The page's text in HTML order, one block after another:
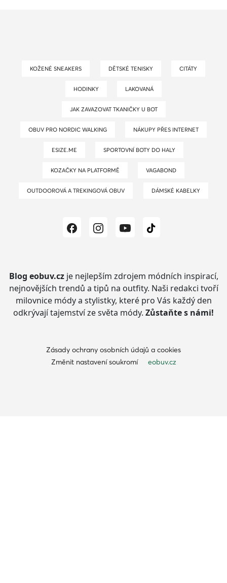
KOŽENÉ SNEAKERS DĚTSKÉ TENISKY CITÁTY
HODINKY LAKOVANÁ
JAK ZAVAZOVAT TKANIČKY U BOT
OBUV PRO NORDIC WALKING NÁKUPY PŘES INTERNET
ESIZE.ME SPORTOVNÍ BOTY DO HALY
KOZAČKY NA PLATFORMĚ VAGABOND
OUTDOOROVÁ A TREKINGOVÁ OBUV DÁMSKÉ KABELKY
Blog eobuv.czje nejlepším zdrojem módních inspirací,
nejnovějších trendů a tipů na outfity. Naši redakci tvoří
milovnice módy a stylistky, které pro Vás každý den
odkrývají tajemství ze světa módy. Zůstaňte s námi!
Zásady ochrany osobních údajů a cookies
Změnit nastavení soukromí
eobuv.cz